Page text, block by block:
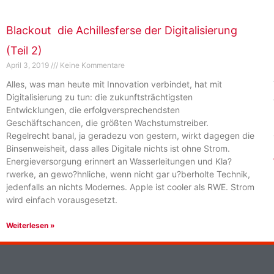
Blackout  die Achillesferse der Digitalisierung
(Teil 2)
April 3, 2019 Keine Kommentare
Alles, was man heute mit Innovation verbindet, hat mit
Digitalisierung zu tun: die zukunftsträchtigsten
Entwicklungen, die erfolgversprechendsten
Geschäftschancen, die größten Wachstumstreiber.
Regelrecht banal, ja geradezu von gestern, wirkt dagegen die
Binsenweisheit, dass alles Digitale nichts ist ohne Strom.
Energieversorgung erinnert an Wasserleitungen und Kla?
rwerke, an gewo?hnliche, wenn nicht gar u?berholte Technik,
jedenfalls an nichts Modernes. Apple ist cooler als RWE. Strom
wird einfach vorausgesetzt.
Weiterlesen »